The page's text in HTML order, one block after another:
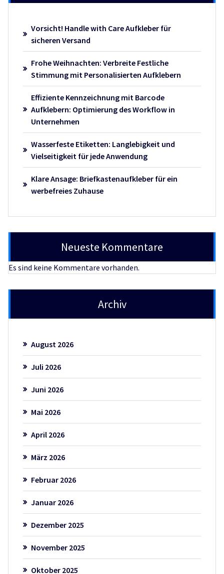
Vorsicht! Handle with Care Aufkleber für
sicheren Versand
Frohe Weihnachten: Verbreite Festliche
Stimmung mit Personalisierten Aufklebern
Effiziente Kennzeichnung mit Barcode
Aufklebern: Optimierung des Workflow in
Unternehmen
Wasserfeste Etiketten: Langlebigkeit und
Vielseitigkeit für jede Anwendung
Klare Ansage: Briefkastenaufkleber für ein
werbefreies Zuhause
Neueste Kommentare
Es sind keine Kommentare vorhanden.
Archiv
August 2026
Juli 2026
Juni 2026
Mai 2026
April 2026
März 2026
Februar 2026
Januar 2026
Dezember 2025
November 2025
Oktober 2025